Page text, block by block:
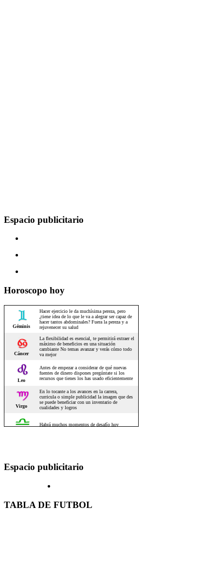
Espacio publicitario
Horoscopo hoy
Espacio publicitario
TABLA DE FUTBOL